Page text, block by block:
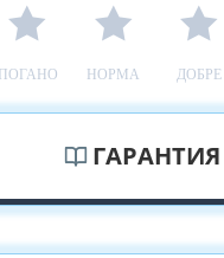
ПОГАНО НОРМА ДОБРЕ
ГАРАНТИЯ